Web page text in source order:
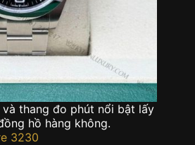
thang đo phút nổi bật lấy
hồ hàng không.
3230